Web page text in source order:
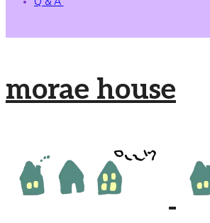
morae house